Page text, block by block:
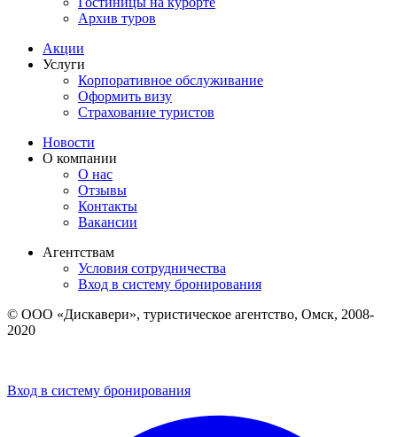
Архив туров
Акции
Услуги
Корпоративное обслуживание
Оформить визу
Страхование туристов
Новости
О компании
О нас
Отзывы
Контакты
Вакансии
Агентствам
Условия сотрудничества
Вход в систему бронирования
© ООО «Дискавери», туристическое агентство, Омск, 2008-
2020
Вход в систему бронирования